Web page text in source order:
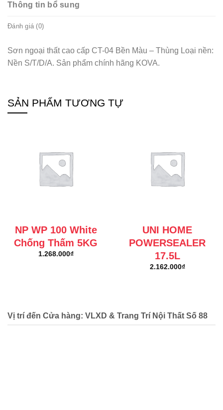
Thông tin bổ sung
Đánh giá (0)
Sơn ngoại thất cao cấp CT-04 Bền Màu – Thùng Loại nền:
Nền S/T/D/A. Sản phẩm chính hãng KOVA.
SẢN PHẨM TƯƠNG TỰ
NP WP 100 White
Chống Thấm 5KG
1.268.000₫
UNI HOME
POWERSEALER
17.5L
2.162.000₫
Vị trí đến Cửa hàng: VLXD & Trang Trí Nội Thất Số 88